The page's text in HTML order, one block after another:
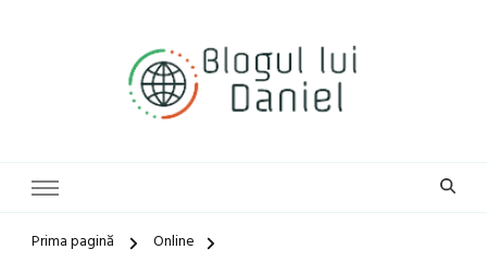
Prima pagină
Online